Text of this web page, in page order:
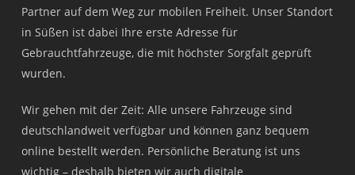
Partner auf dem Weg zur mobilen Freiheit. Unser Standort
in Süßen ist dabei Ihre erste Adresse für
Gebrauchtfahrzeuge, die mit höchster Sorgfalt geprüft
wurden.
Wir gehen mit der Zeit: Alle unsere Fahrzeuge sind
deutschlandweit verfügbar und können ganz bequem
online bestellt werden. Persönliche Beratung ist uns
wichtig – deshalb bieten wir auch digitale